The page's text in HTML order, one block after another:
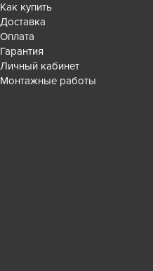
Как купить
Доставка
Оплата
Гарантия
Личный кабинет
Монтажные работы